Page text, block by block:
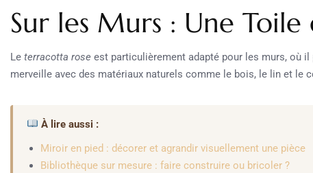
Sur les Murs : Une
Le terracotta rose est particulièrement adapté pour les murs, où
merveille avec des matériaux naturels comme le bois, le lin et le
À lire aussi :
Miroir en pied : décorer et agrandir visuellement une pièce
Bibliothèque sur mesure : faire construire ou bricoler ?